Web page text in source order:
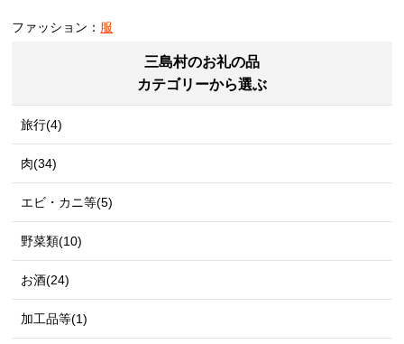
ファッション： 服
三島村のお礼の品
カテゴリーから選ぶ
旅行(4)
肉(34)
エビ・カニ等(5)
野菜類(10)
お酒(24)
加工品等(1)